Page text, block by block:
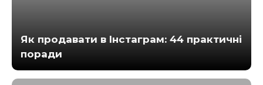
Як продавати в Інстаграм: 44 практичні
поради